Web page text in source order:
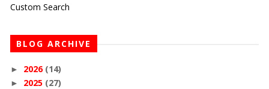
Custom Search
BLOG ARCHIVE
► 2026 (14)
► 2025 (27)